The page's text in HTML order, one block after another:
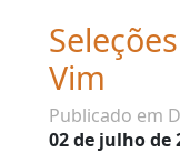
Vim
Publicado em
02 de julho de